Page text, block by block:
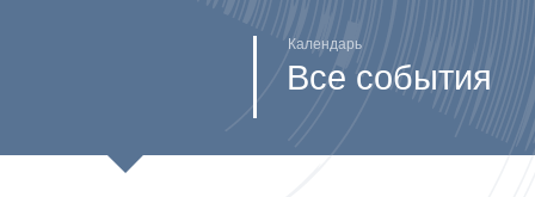
Все события
Календарь